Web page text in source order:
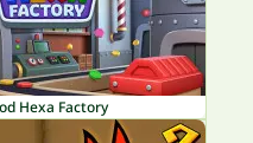
Hexa Factory